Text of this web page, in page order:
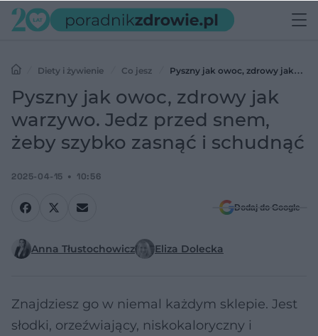
Diety i żywienie Co jesz
Pyszny jak owoc, zdrowy jak
warzywo. Jedz przed snem, żeby szybko zasnąć i schudnąć
Pyszny jak owoc, zdrowy jak
warzywo. Jedz przed snem,
żeby szybko zasnąć i schudnąć
2025-04-15 10:56
Dodaj do Google
Anna Tłustochowicz Eliza Dolecka
Znajdziesz go w niemal każdym sklepie. Jest
słodki, orzeźwiający, niskokaloryczny i